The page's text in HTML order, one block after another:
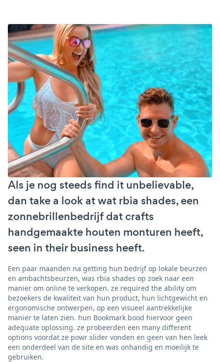
Als je nog steeds find it unbelievable,
dan take a look at wat rbia shades, een
zonnebrillenbedrijf dat crafts
handgemaakte houten monturen heeft,
seen in their business heeft.
Een paar maanden na getting hun bedrijf op lokale beurzen
en ambachtsbeurzen, was rbia shades op zoek naar een
manier om online te verkopen. ze required the ability om
bezoekers de kwaliteit van hun product, hun lichtgewicht en
ergonomische ontwerpen, op een visueel aantrekkelijke
manier te laten zien. hun Bookmark bood hiervoor geen
adequate oplossing. ze probeerden een many different
options voordat ze powr slider vonden en geen van hen leek
een onderdeel van de site en was onhandig en moeilijk te
gebruiken.